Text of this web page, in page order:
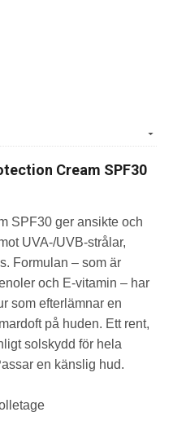
Cream SPF30
SPF30 ger ansikte och
UVA-/UVB-strålar,
Formulan – som är
och E-vitamin – har
som efterlämnar en
på huden. Ett rent,
solskydd för hela
en känslig hud.